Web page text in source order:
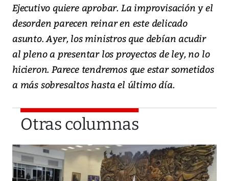
Ejecutivo quiere aprobar. La improvisación y el
desorden parecen reinar en este delicado
asunto. Ayer, los ministros que debían acudir
al pleno a presentar los proyectos de ley, no lo
hicieron. Parece tendremos que estar sometidos
a más sobresaltos hasta el último día.
Otras columnas